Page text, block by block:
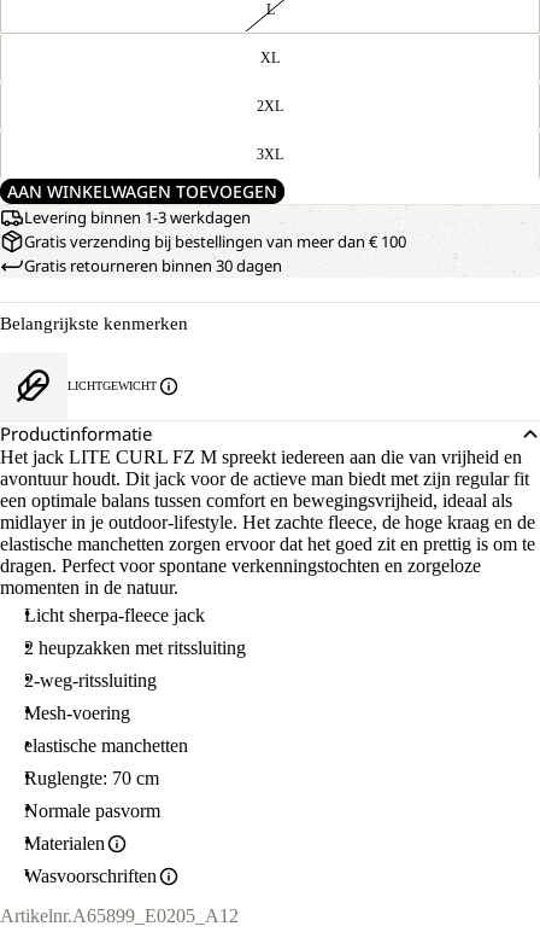
L
XL
2XL
3XL
AAN WINKELWAGEN TOEVOEGEN
Levering binnen 1-3 werkdagen
Gratis verzending bij bestellingen van meer dan € 100
Gratis retourneren binnen 30 dagen
Belangrijkste kenmerken
LICHTGEWICHT
Productinformatie
Het jack LITE CURL FZ M spreekt iedereen aan die van vrijheid en
avontuur houdt. Dit jack voor de actieve man biedt met zijn regular fit
een optimale balans tussen comfort en bewegingsvrijheid, ideaal als
midlayer in je outdoor-lifestyle. Het zachte fleece, de hoge kraag en de
elastische manchetten zorgen ervoor dat het goed zit en prettig is om te
dragen. Perfect voor spontane verkenningstochten en zorgeloze
momenten in de natuur.
Licht sherpa-fleece jack
2 heupzakken met ritssluiting
2-weg-ritssluiting
Mesh-voering
elastische manchetten
Ruglengte: 70 cm
Normale pasvorm
Materialen
Wasvoorschriften
Artikelnr.A65899_E0205_A12